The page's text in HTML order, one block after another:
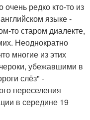
редко кто-то из
языке -
то старом диалекте,
Неоднократно
многие из этих
убежавшими в
слёз" -
переселения
в середине 19